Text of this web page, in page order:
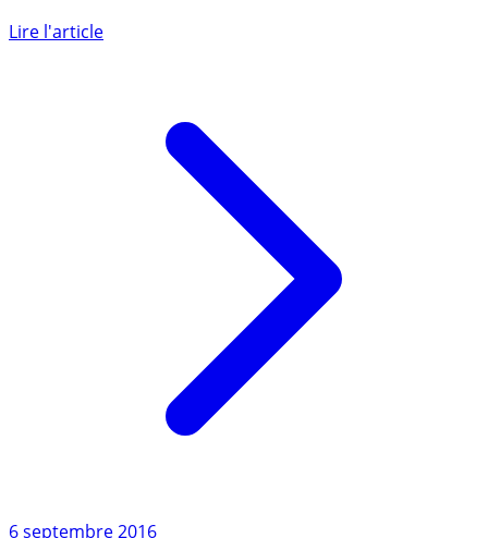
difficile aux investisseurs de dénicher un crédit SCPI,